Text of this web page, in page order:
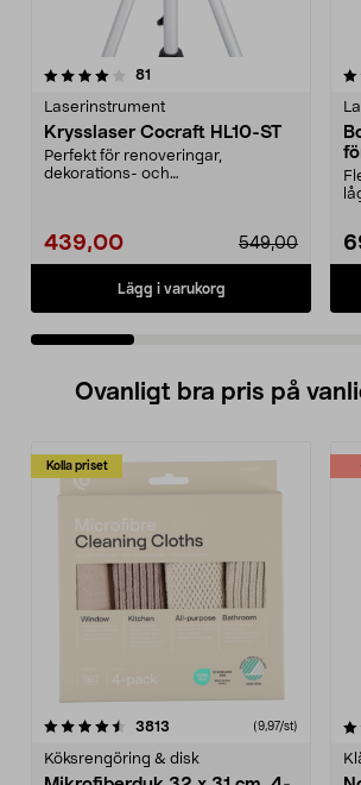
81
Laserinstrument
Krysslaser Cocraft HL10-ST
Perfekt för renoveringar,
dekorations- och
439,00 549,00
Lägg i varukorg
4.0 av 5 stjärnor
Ovanligt bra pris på
Kolla priset
3813 (9,97/st)
Köksrengöring & disk
4.0av 5 stjärnor